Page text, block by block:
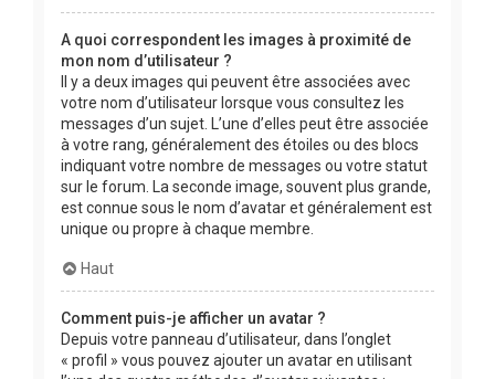
A quoi correspondent les images à proximité de
mon nom d’utilisateur ?
Il y a deux images qui peuvent être associées avec
votre nom d’utilisateur lorsque vous consultez les
messages d’un sujet. L’une d’elles peut être associée
à votre rang, généralement des étoiles ou des blocs
indiquant votre nombre de messages ou votre statut
sur le forum. La seconde image, souvent plus grande,
est connue sous le nom d’avatar et généralement est
unique ou propre à chaque membre.
Haut
Comment puis-je afficher un avatar ?
Depuis votre panneau d’utilisateur, dans l’onglet
« profil » vous pouvez ajouter un avatar en utilisant